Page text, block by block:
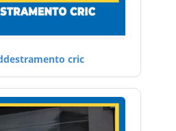
cric